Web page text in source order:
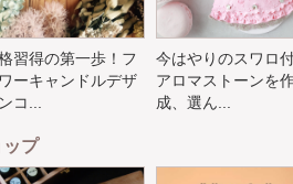
習得の第一歩！フ
ーキャンドルデザ
コ...
今はやりのスワロ
アロマストーンを
成、選ん...
ップ